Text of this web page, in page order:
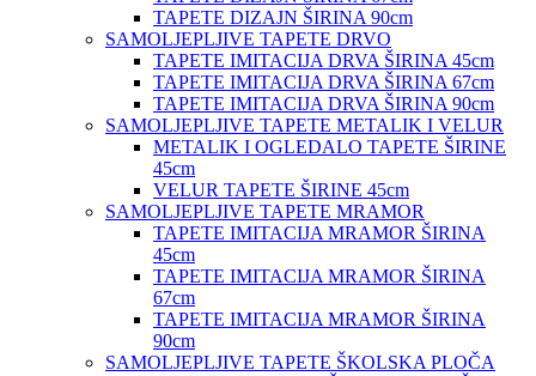
TAPETE DIZAJN ŠIRINA 90cm
SAMOLJEPLJIVE TAPETE DRVO
TAPETE IMITACIJA DRVA ŠIRINA 45cm
TAPETE IMITACIJA DRVA ŠIRINA 67cm
TAPETE IMITACIJA DRVA ŠIRINA 90cm
SAMOLJEPLJIVE TAPETE METALIK I VELUR
METALIK I OGLEDALO TAPETE ŠIRINE
45cm
VELUR TAPETE ŠIRINE 45cm
SAMOLJEPLJIVE TAPETE MRAMOR
TAPETE IMITACIJA MRAMOR ŠIRINA
45cm
TAPETE IMITACIJA MRAMOR ŠIRINA
67cm
TAPETE IMITACIJA MRAMOR ŠIRINA
90cm
SAMOLJEPLJIVE TAPETE ŠKOLSKA PLOČA